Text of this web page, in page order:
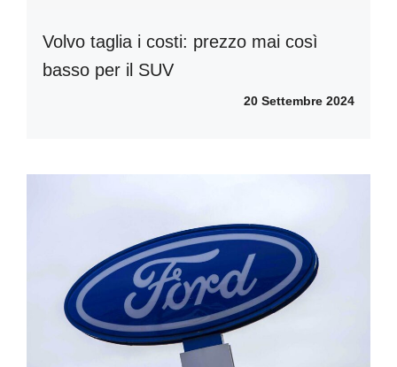
Volvo taglia i costi: prezzo mai così
basso per il SUV
20 Settembre 2024